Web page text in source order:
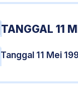
TANGGAL 11
Tanggal 11 Mei